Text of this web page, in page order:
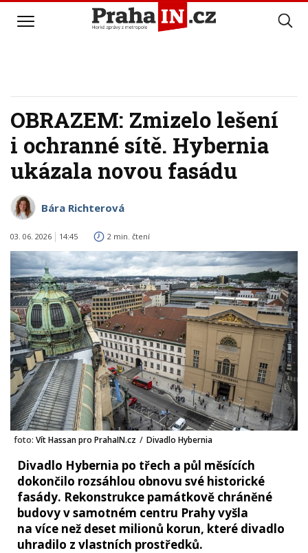
OBRAZEM: Zmizelo lešení
i ochranné sítě. Hybernia
ukázala novou fasádu
Bára Richterová
03. 06. 2026 14:45 2 min. čtení
foto: Vít Hassan pro PrahaIN.cz / Divadlo Hybernia
Divadlo Hybernia po třech a půl měsících
dokončilo rozsáhlou obnovu své historické
fasády. Rekonstrukce památkově chráněné
budovy v samotném centru Prahy vyšla
na více než deset milionů korun, které divadlo
uhradilo z vlastních prostředků.